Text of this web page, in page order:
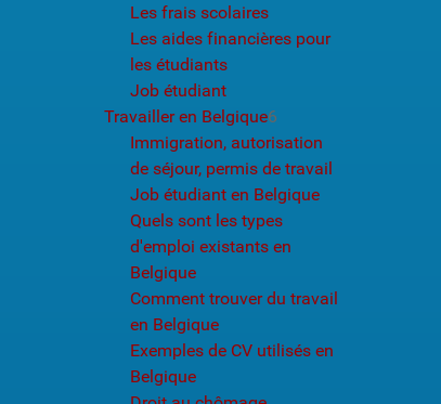
Les frais scolaires
Les aides financières pour
les étudiants
Job étudiant
Travailler en Belgique6
Immigration, autorisation
de séjour, permis de travail
Job étudiant en Belgique
Quels sont les types
d'emploi existants en
Belgique
Comment trouver du travail
en Belgique
Exemples de CV utilisés en
Belgique